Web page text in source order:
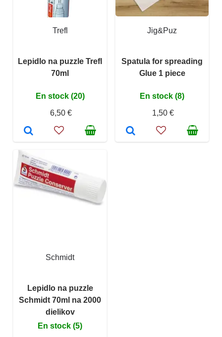
Trefl
Lepidlo na puzzle Trefl
70ml
En stock (20)
6,50 €
Jig&Puz
Spatula for spreading
Glue 1 piece
En stock (8)
1,50 €
Schmidt
Lepidlo na puzzle
Schmidt 70ml na 2000
dielikov
En stock (5)